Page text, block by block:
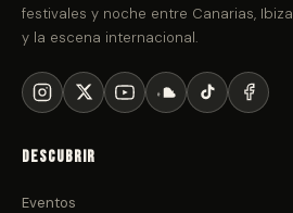
festivales y noche entre Canarias, Ibiza
y la escena internacional.
Descubrir
Eventos